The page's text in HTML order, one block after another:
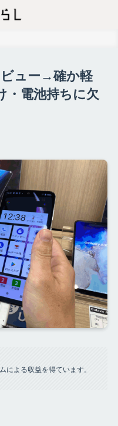
ュー→確か軽
・電池持ちに欠
よる収益を得ています。